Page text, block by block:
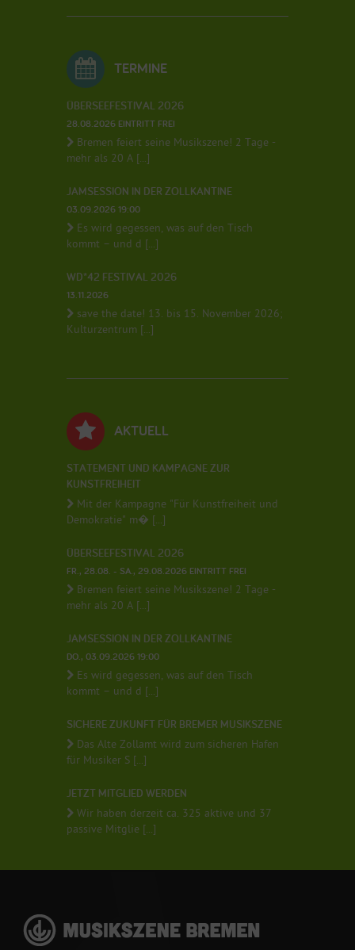
TERMINE
ÜBERSEEFESTIVAL 2026
28.08.2026 EINTRITT FREI
Bremen feiert seine Musikszene! 2 Tage -
mehr als 20 A [...]
JAMSESSION IN DER ZOLLKANTINE
03.09.2026 19:00
Es wird gegessen, was auf den Tisch
kommt – und d [...]
WD*42 FESTIVAL 2026
13.11.2026
save the date! 13. bis 15. November 2026;
Kulturzentrum [...]
AKTUELL
STATEMENT UND KAMPAGNE ZUR
KUNSTFREIHEIT
Mit der Kampagne "Für Kunstfreiheit und
Demokratie" m� [...]
ÜBERSEEFESTIVAL 2026
FR., 28.08. - SA., 29.08.2026 EINTRITT FREI
Bremen feiert seine Musikszene! 2 Tage -
mehr als 20 A [...]
JAMSESSION IN DER ZOLLKANTINE
DO., 03.09.2026 19:00
Es wird gegessen, was auf den Tisch
kommt – und d [...]
SICHERE ZUKUNFT FÜR BREMER MUSIKSZENE
Das Alte Zollamt wird zum sicheren Hafen
für Musiker S [...]
JETZT MITGLIED WERDEN
Wir haben derzeit ca. 325 aktive und 37
passive Mitglie [...]